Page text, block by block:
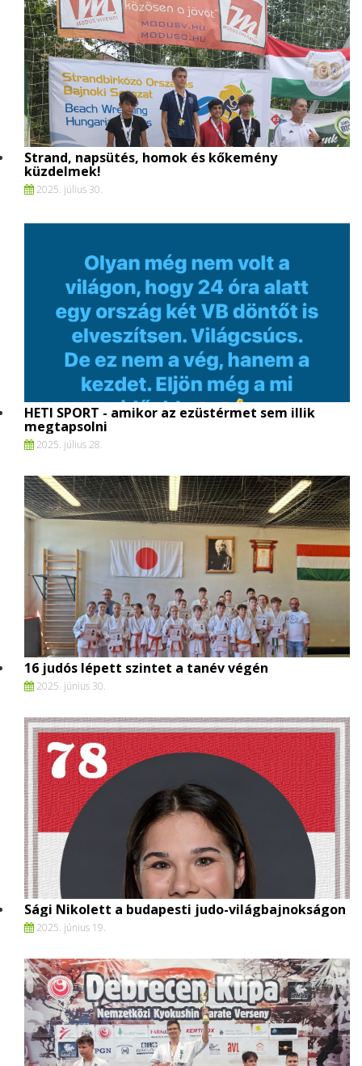
Strand, napsütés, homok és kőkemény
küzdelmek!
2025. július 30.
HETI SPORT - amikor az ezüstérmet sem illik
megtapsolni
2025. július 28.
16 judós lépett szintet a tanév végén
2025. június 30.
Sági Nikolett a budapesti judo-világbajnokságon
2025. június 19.